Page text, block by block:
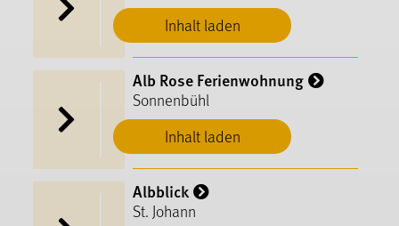
Inhalt laden
Inhalt laden
Alb Rose Ferienwohnung
Sonnenbühl
Albblick
St. Johann